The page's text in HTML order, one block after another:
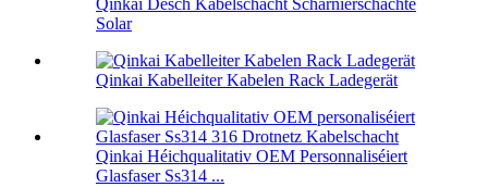
Qinkai Dësch Kabelschacht Scharnierschachte
Solar
Qinkai Kabelleiter Kabelen Rack Ladegerät
Qinkai Héichqualitativ OEM Personnaliséiert
Glasfaser Ss314 ...